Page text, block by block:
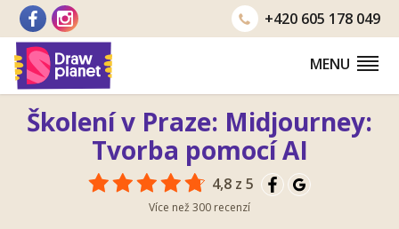
Přejít
obsah
+420605 178 049
MENU
Školení v Praze: Midjourney:
Tvorba pomocí AI
4,8 z 5
Více než 300 recenzí